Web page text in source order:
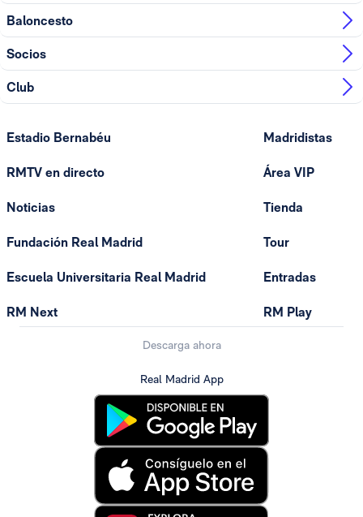
Baloncesto
Socios
Club
Estadio Bernabéu
RMTV en directo
Noticias
Fundación Real Madrid
Escuela Universitaria Real Madrid
RM Next
Madridistas
Área VIP
Tienda
Tour
Entradas
RM Play
Descarga ahora
Real Madrid App